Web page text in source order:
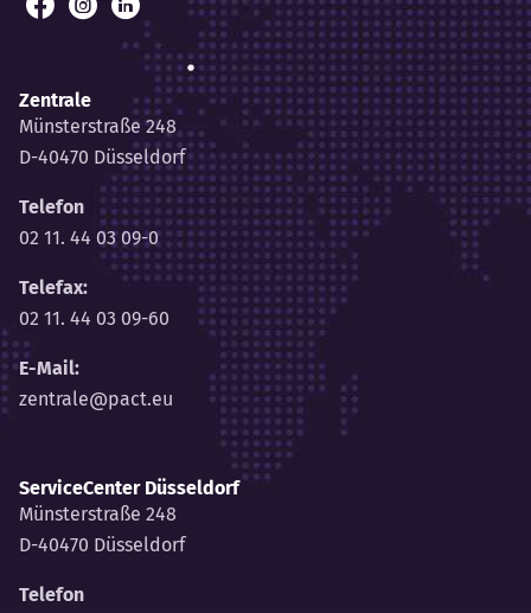
Facebook
Instagram
LinkedIn
Zentrale
Münsterstraße 248
D-40470 Düsseldorf
Telefon
02 11. 44 03 09-0
Telefax:
02 11. 44 03 09-60
E-Mail:
zentrale@pact.eu
ServiceCenter Düsseldorf
Münsterstraße 248
D-40470 Düsseldorf
Telefon